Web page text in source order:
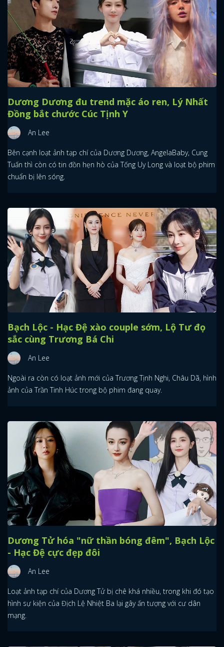
Dương Dương đu trend mặc áo ren, Lý Nhất
Đồng bắt chước Cúc Tịnh Y
An Lee
Bên cạnh loạt ảnh tạp chí của Dương Dương, AngelaBaby, Cung
Tuấn thì còn có tin đồn hẹn hò của Tống Uy Long và loạt bộ phim
chuẩn bị lên sóng.
Bạch Lộc - Hạc Đệ xào couple sớm, Lộ Tư đọ
sắc cùng Trương Bá Chi
An Lee
Ngoài ra còn có loạt ảnh mới của Trương Tịnh Nghi, Châu Dã, hình
ảnh của Trần Tinh Húc trong bộ phim đang quay.
Dương Tử hóa "nữ thần bóng đêm", Bạch Lộc
- Hạc Đệ cực đẹp đôi
An Lee
Loạt ảnh tạp chí của Dương Tử bị chê khá nhiều, trong khi đó tạo
hình sự kiện của Địch Lệ Nhiệt Ba lại gây ấn tượng với cư dân
mạng.